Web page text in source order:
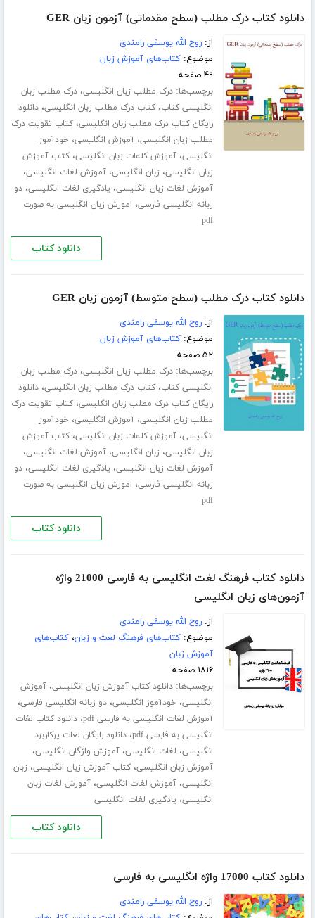
دانلود کتاب درک مطلب (سطح مقدماتی) آزمون زبان GER
از:روح الله یوسفی رامندی
موضوع:کتاب‌های آموزش زبان
۴۹ صفحه
برچسب‌ها:درک مطلب زبان انگلیسی،درک مطلب زبان
انگلیسی کتاب،کتاب درک مطلب زبان انگلیسی،دانلود
رایگان کتاب درک مطلب زبان انگلیسی،کتاب تقویت درک
مطلب زبان انگلیسی،آموزش انگلیسی، خودآموز
انگلیسی،آموزش کلمات زبان انگلیسی،کتاب آموزش
زبان انگلیسی، زبان انگلیسی،آموزش لغات انگلیسی،
آموزش لغات زبان انگلیسی، یادگیری لغات انگلیسی،دو
زبانه انگلیسی فارسی، اموزش زبان انگلیسی به صورت
pdf
دانلود کتاب
دانلود کتاب درک مطلب (سطح متوسط) آزمون زبان GER
از:روح الله یوسفی رامندی
موضوع:کتاب‌های آموزش زبان
۵۲ صفحه
برچسب‌ها:درک مطلب زبان انگلیسی،درک مطلب زبان
انگلیسی کتاب،کتاب درک مطلب زبان انگلیسی،دانلود
رایگان کتاب درک مطلب زبان انگلیسی،کتاب تقویت درک
مطلب زبان انگلیسی،آموزش انگلیسی، خودآموز
انگلیسی،آموزش کلمات زبان انگلیسی،کتاب آموزش
زبان انگلیسی، زبان انگلیسی،آموزش لغات انگلیسی،
آموزش لغات زبان انگلیسی، یادگیری لغات انگلیسی،دو
زبانه انگلیسی فارسی، اموزش زبان انگلیسی به صورت
pdf
دانلود کتاب
دانلود کتاب فرهنگ لغت انگلیسی به فارسی 21000 واژه
آزمون‌های زبان انگلیسی
از:روح الله یوسفی رامندی
موضوع:کتاب‌های فرهنگ لغت و زبان،کتاب‌های
آموزش زبان
۱۸۱۶ صفحه
برچسب‌ها:دانلود کتاب آموزش زبان انگلیسی،آموزش
انگلیسی، خودآموز انگلیسی،دو زبانه انگلیسی فارسی،
آموزش لغات انگلیسی به فارسی pdf ،دانلود کتاب لغات
انگلیسی به فارسی pdf
،دانلود رایگان لغات پرکاربرد
انگلیسی، لغات انگلیسی،آموزش واژگان انگلیسی،
آموزش زبان انگلیسی،کتاب آموزش زبان انگلیسی، زبان
انگلیسی،آموزش لغات انگلیسی،آموزش لغات زبان
انگلیسی، یادگیری لغات انگلیسی
دانلود کتاب
دانلود کتاب 17000 واژه انگلیسی به فارسی
از:روح الله یوسفی رامندی